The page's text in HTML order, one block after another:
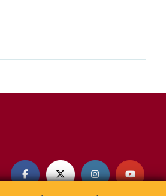
   